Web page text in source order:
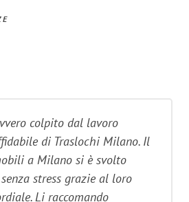
colpito dal lavoro
di Traslochi Milano. Il
a Milano si è svolto
stress grazie al loro
Li raccomando